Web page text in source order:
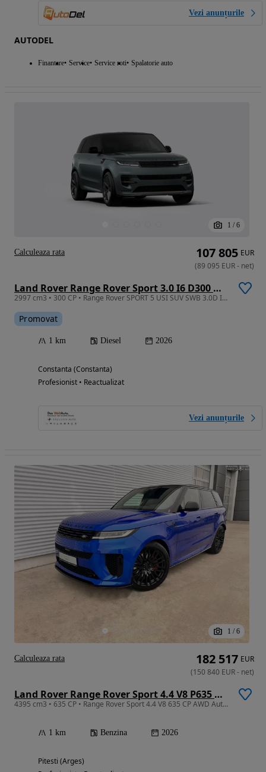
Vezi anunțurile
AUTODEL
Finantare Service Service roti Spalatorie auto
1 / 6
Land Rover Range Rover Sport 3.0 I6 D300 MHEV Dynamic HSE
2997 cm3 • 300 CP • Range Rover SPORT 5 USI SUV SWB 3.0D I6 300CP AWD Auto MHEV Dynamic SE
Promovat
1 km Diesel 2026
Constanta (Constanta)
Profesionist • Reactualizat
Vezi anunțurile
107 805 EUR
(89 095 EUR- net)
Calculeaza rata
1 / 6
Land Rover Range Rover Sport 4.4 V8 P635 MHEV SV
4395 cm3 • 635 CP • Range Rover Sport 4.4 V8 635 CP AWD Auto MHEV SV
1 km Benzina 2026
Pitesti (Arges)
182 517 EUR
(150 840 EUR- net)
Calculeaza rata